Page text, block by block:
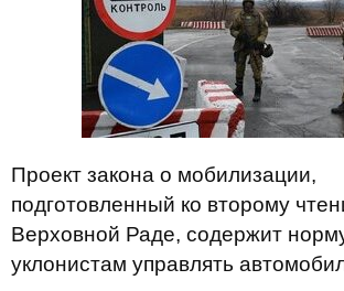
Проект закона о мобилизации,
подготовленный ко второму
Верховной Раде, содержит
уклонистам управлять